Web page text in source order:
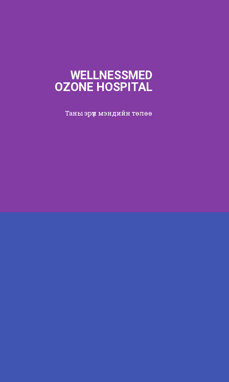
WELLNESSMED
OZONE HOSPITAL
Таны эрүүл мэндийн төлөө